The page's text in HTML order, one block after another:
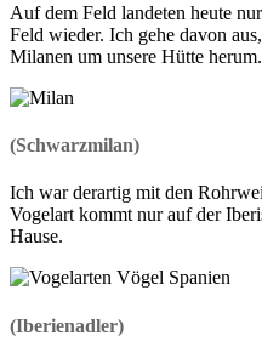
Auf dem Feld landeten heute
Feld wieder. Ich gehe davon
Milanen um unsere Hütte herum.
(Schwarzmilan)
Ich war derartig mit den
Vogelart kommt nur auf der
Hause.
(Iberienadler)